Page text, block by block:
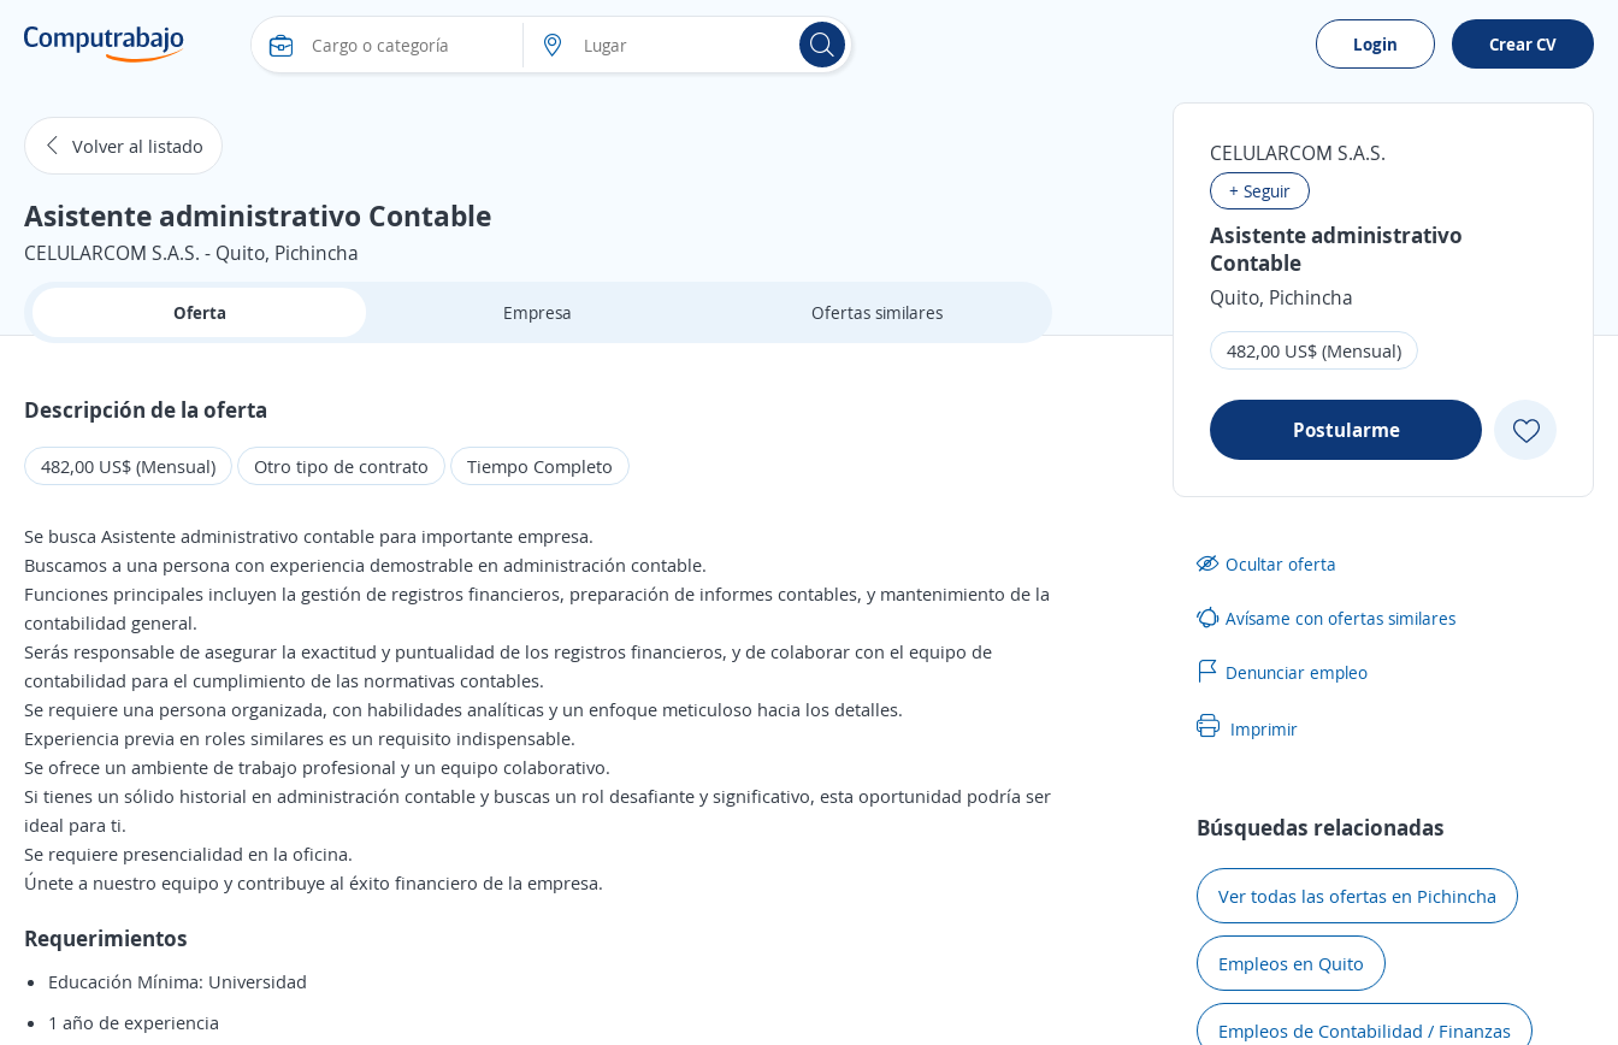
Login Crear CV
Volver al listado
Asistente administrativo Contable
CELULARCOM S.A.S. - Quito, Pichincha
Oferta Empresa Ofertas similares
Descripción de la oferta
482,00 US$ (Mensual) Otro tipo de contrato Tiempo Completo
Se busca Asistente administrativo contable para importante empresa.
Buscamos a una persona con experiencia demostrable en administración contable.
Funciones principales incluyen la gestión de registros financieros, preparación de informes contables, y mantenimiento de la
contabilidad general.
Serás responsable de asegurar la exactitud y puntualidad de los registros financieros, y de colaborar con el equipo de
contabilidad para el cumplimiento de las normativas contables.
Se requiere una persona organizada, con habilidades analíticas y un enfoque meticuloso hacia los detalles.
Experiencia previa en roles similares es un requisito indispensable.
Se ofrece un ambiente de trabajo profesional y un equipo colaborativo.
Si tienes un sólido historial en administración contable y buscas un rol desafiante y significativo, esta oportunidad podría ser
ideal para ti.
Se requiere presencialidad en la oficina.
Únete a nuestro equipo y contribuye al éxito financiero de la empresa.
Requerimientos
Educación Mínima: Universidad
1 año de experiencia
CELULARCOM S.A.S.
+ Seguir
Asistente administrativo
Contable
Quito, Pichincha
482,00 US$ (Mensual)
Postularme
Ocultar oferta
Avísame con ofertas similares
Denunciar empleo
Imprimir
Búsquedas relacionadas
Ver todas las ofertas en Pichincha
Empleos en Quito
Empleos de Contabilidad / Finanzas